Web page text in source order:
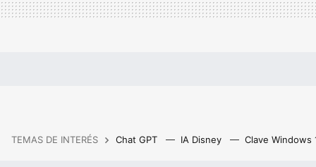
TEMAS DE INTERÉS Chat GPT IA Disney Clave Windows